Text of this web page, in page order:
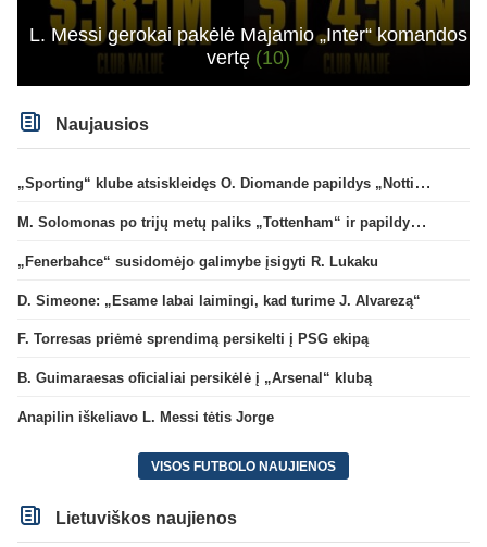
L. Messi gerokai pakėlė Majamio „Inter“ komandos
vertę (10)
Naujausios
„Sporting“ klube atsiskleidęs O. Diomande papildys „Nottingham“ gretas
M. Solomonas po trijų metų paliks „Tottenham“ ir papildys „West Ham“ klubą
„Fenerbahce“ susidomėjo galimybe įsigyti R. Lukaku
D. Simeone: „Esame labai laimingi, kad turime J. Alvarezą“
F. Torresas priėmė sprendimą persikelti į PSG ekipą
B. Guimaraesas oficialiai persikėlė į „Arsenal“ klubą
Anapilin iškeliavo L. Messi tėtis Jorge
VISOS FUTBOLO NAUJIENOS
Lietuviškos naujienos